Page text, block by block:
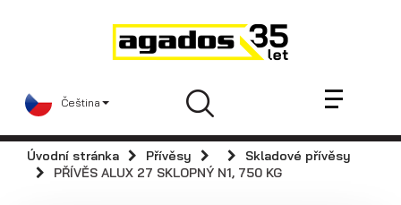
Čeština
Novinky a články
Prodejci
Kontakt
Videa
AGA KIT
Úvodní stránka Přívěsy
Skladové přívěsy
PŘÍVĚS ALUX 27 SKLOPNÝ N1, 750 KG